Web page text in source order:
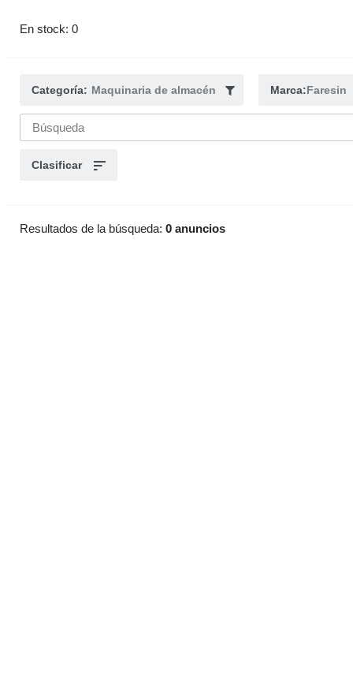
En stock: 0
Categoría: Maquinaria de almacén Marca:Faresin
Clasificar
Resultados de la búsqueda: 0 anuncios